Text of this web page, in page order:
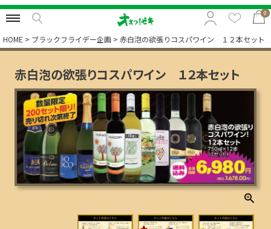
0
特集から選択
予算から選択
カテゴリから選択
贈る相手から選択
HOME ブラックフライデー企画 赤白泡の欲張りコスパワイン １２本セット
赤白泡の欲張りコスパワイン １２本セット